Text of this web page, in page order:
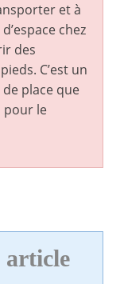
et à
chez
des
C’est un
place que
pour le
article